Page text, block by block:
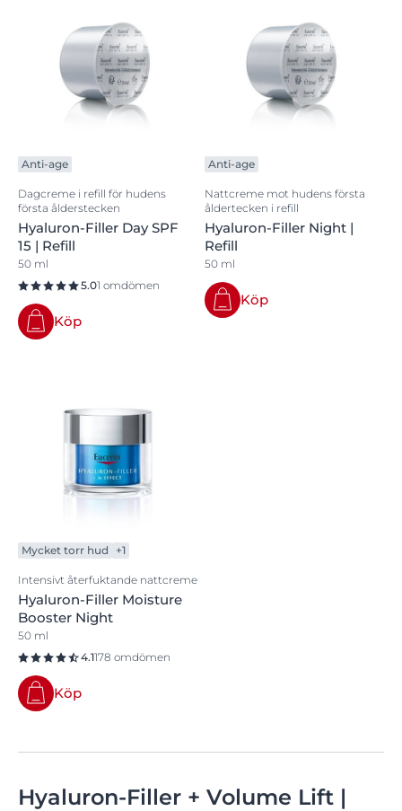
Anti-age
Dagcreme i refill för hudens
första ålderstecken
Hyaluron-Filler Day SPF
15 | Refill
50 ml
5.01 omdömen
Köp
Anti-age
Nattcreme mot hudens första
åldertecken i refill
Hyaluron-Filler Night |
Refill
50 ml
Köp
Mycket torr hud +1
Intensivt återfuktande nattcreme
Hyaluron-Filler Moisture
Booster Night
50 ml
4.1178 omdömen
Köp
Hyaluron-Filler + Volume Lift |